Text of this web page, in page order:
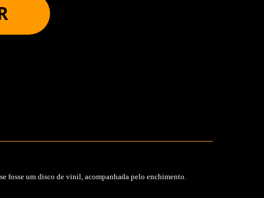
fosse um disco de vinil, acompanhada pelo enchimento.